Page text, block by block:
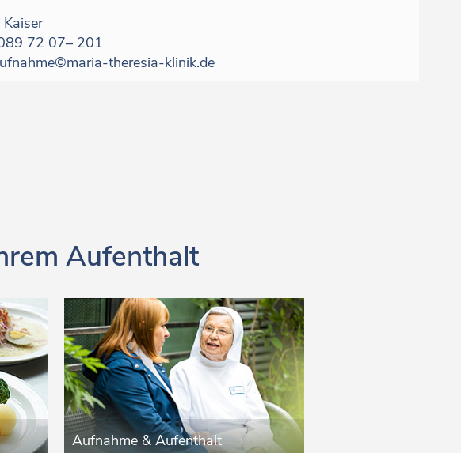
72 07– 201
theresia-klinik.de
Aufenthalt
Aufnahme & Aufenthalt